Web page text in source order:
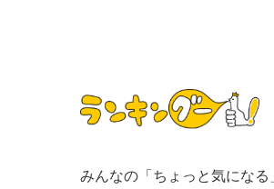
みんなの「ちょっと気にな